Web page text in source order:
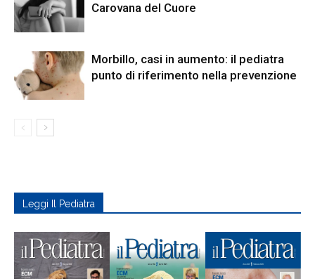
Carovana del Cuore
Morbillo, casi in aumento: il pediatra
punto di riferimento nella prevenzione
Leggi Il Pediatra